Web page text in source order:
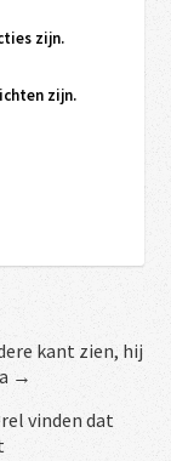
zijn.
zijn.
kant zien, hij
→
vinden dat